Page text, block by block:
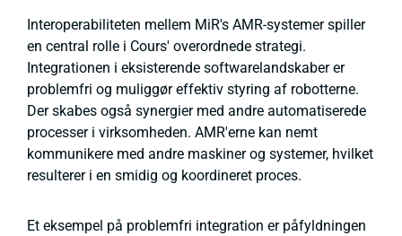
Interoperabiliteten mellem MiR's AMR-systemer spiller
en central rolle i Cours' overordnede strategi.
Integrationen i eksisterende softwarelandskaber er
problemfri og muliggør effektiv styring af robotterne.
Der skabes også synergier med andre automatiserede
processer i virksomheden. AMR'erne kan nemt
kommunikere med andre maskiner og systemer, hvilket
resulterer i en smidig og koordineret proces.
Et eksempel på problemfri integration er påfyldningen